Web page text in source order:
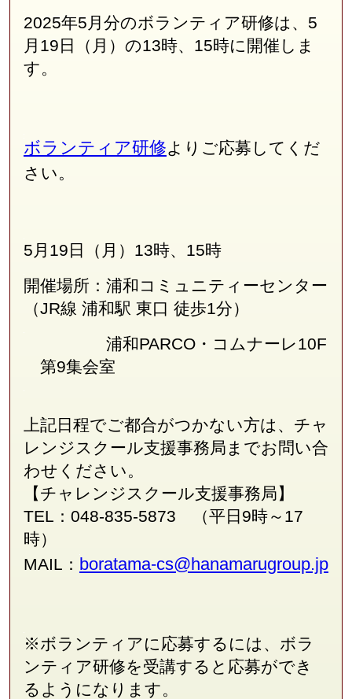
2025年5月分のボランティア研修は、5
月19日（月）の13時、15時に開催しま
す。
ボランティア研修よりご応募してくだ
さい。
5月19日（月）13時、15時
開催場所：浦和コミュニティーセンター
（JR線 浦和駅 東口 徒歩1分）
浦和PARCO・コムナーレ10F
第9集会室
上記日程でご都合がつかない方は、チャ
レンジスクール支援事務局 までお問い合
わせください。
【チャレンジスクール支援事務局】
TEL：048-835-5873 （平日9時～17
時）
MAIL： boratama-cs@hanamarugroup.jp
※ボランティアに応募するには、ボラ
ンティア研修を受講すると応募ができ
るようになります。